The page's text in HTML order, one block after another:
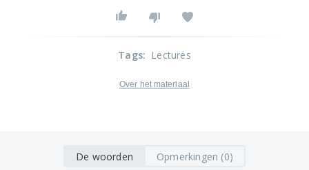
Tags: Lectures
Over het materiaal
De woorden Opmerkingen (0)